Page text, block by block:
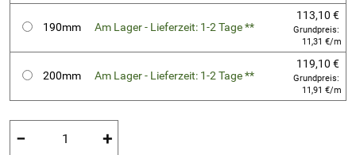
190mm Am Lager - Lieferzeit: 1-2 Tage **
113,10 €
Grundpreis:
11,31 €/m
200mm Am Lager - Lieferzeit: 1-2 Tage **
119,10 €
Grundpreis:
11,91 €/m
− +